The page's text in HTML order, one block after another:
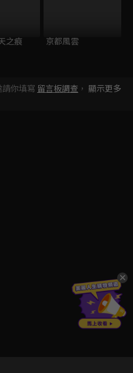
之痕 京都風雲
你填寫 留言板調查 ， 顯示更多